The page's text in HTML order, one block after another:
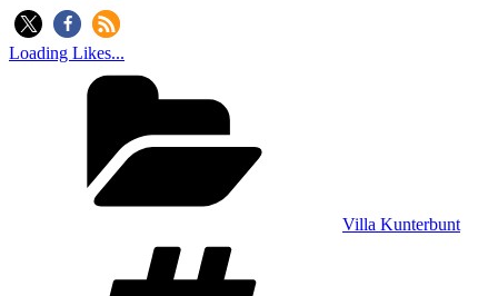
Loading Likes...
Villa Kunterbunt